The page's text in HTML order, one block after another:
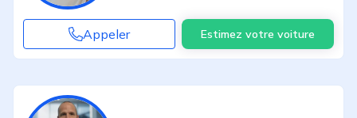
Appeler Estimez votre voiture